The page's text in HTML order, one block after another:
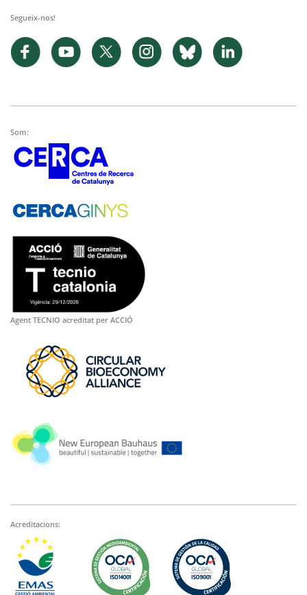
Segueix-nos!
Som:
Agent TECNIO acreditat per ACCIÓ
Acreditacions: